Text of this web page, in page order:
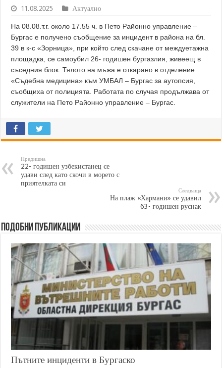
11.08.2025 Актуално
На 08.08.т.г. около 17.55 ч. в Пето Районно управление –
Бургас е получено съобщение за инцидент в района на бл.
39 в к-с «Зорница», при който след скачане от междуетажна
площадка, се самоубил 26- годишен бургазлия, живеещ в
съседния блок. Тялото на мъжа е откарано в отделение
«Съдебна медицина» към УМБАЛ – Бургас за аутопсия,
съобщиха от полицията. Работата по случая продължава от
служители на Пето Районно управление – Бургас.
Предишна
22- годишен узбекистанец се
удави след като скочи в морето с
приятелката си
Следваща
На плаж «Хармани» се удавил
63- годишен руснак
Подобни публикации
Пътните инциденти в Бургаско